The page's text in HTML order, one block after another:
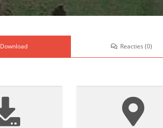
Download Reacties(0)